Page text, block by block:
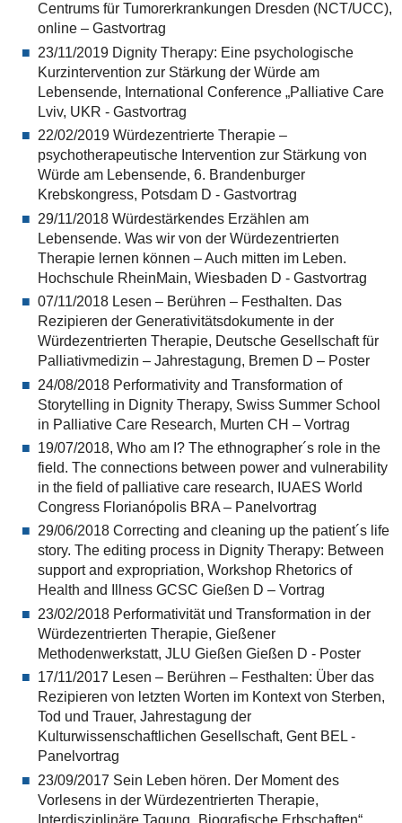
Centrums für Tumorerkrankungen Dresden (NCT/UCC),
online – Gastvortrag
23/11/2019 Dignity Therapy: Eine psychologische
Kurzintervention zur Stärkung der Würde am
Lebensende, International Conference „Palliative Care
Lviv, UKR - Gastvortrag
22/02/2019 Würdezentrierte Therapie –
psychotherapeutische Intervention zur Stärkung von
Würde am Lebensende, 6. Brandenburger
Krebskongress, Potsdam D - Gastvortrag
29/11/2018 Würdestärkendes Erzählen am
Lebensende. Was wir von der Würdezentrierten
Therapie lernen können – Auch mitten im Leben.
Hochschule RheinMain, Wiesbaden D - Gastvortrag
07/11/2018 Lesen – Berühren – Festhalten. Das
Rezipieren der Generativitätsdokumente in der
Würdezentrierten Therapie, Deutsche Gesellschaft für
Palliativmedizin – Jahrestagung, Bremen D – Poster
24/08/2018 Performativity and Transformation of
Storytelling in Dignity Therapy, Swiss Summer School
in Palliative Care Research, Murten CH – Vortrag
19/07/2018, Who am I? The ethnographer´s role in the
field. The connections between power and vulnerability
in the field of palliative care research, IUAES World
Congress Florianópolis BRA – Panelvortrag
29/06/2018 Correcting and cleaning up the patient´s life
story. The editing process in Dignity Therapy: Between
support and expropriation, Workshop Rhetorics of
Health and Illness GCSC Gießen D – Vortrag
23/02/2018 Performativität und Transformation in der
Würdezentrierten Therapie, Gießener
Methodenwerkstatt, JLU Gießen Gießen D - Poster
17/11/2017 Lesen – Berühren – Festhalten: Über das
Rezipieren von letzten Worten im Kontext von Sterben,
Tod und Trauer, Jahrestagung der
Kulturwissenschaftlichen Gesellschaft, Gent BEL -
Panelvortrag
23/09/2017 Sein Leben hören. Der Moment des
Vorlesens in der Würdezentrierten Therapie,
Interdisziplinäre Tagung „Biografische Erbschaften“,